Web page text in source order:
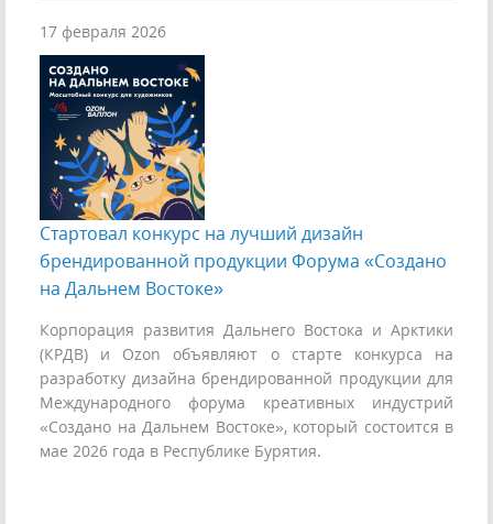
17 февраля 2026
Стартовал конкурс на лучший дизайн
брендированной продукции Форума «Создано
на Дальнем Востоке»
Корпорация развития Дальнего Востока и Арктики
(КРДВ) и Ozon объявляют о старте конкурса на
разработку дизайна брендированной продукции для
Международного форума креативных индустрий
«Создано на Дальнем Востоке», который состоится в
мае 2026 года в Республике Бурятия.